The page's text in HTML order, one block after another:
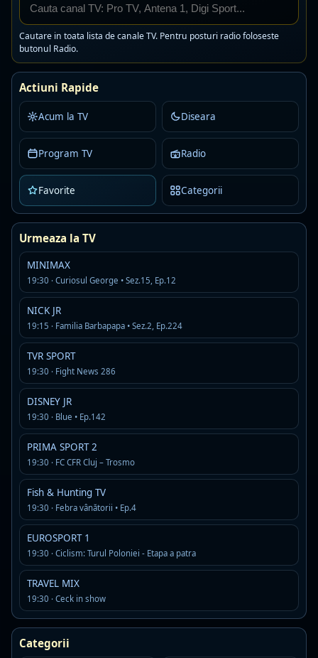
Cautare in toata lista de canale TV. Pentru posturi radio foloseste
butonul Radio.
Actiuni Rapide
Acum la TV Diseara
Program TV Radio
Favorite Categorii
Urmeaza la TV
MINIMAX
19:30 · Curiosul George • Sez.15, Ep.12
NICK JR
19:15 · Familia Barbapapa • Sez.2, Ep.224
TVR SPORT
19:30 · Fight News 286
DISNEY JR
19:30 · Blue • Ep.142
PRIMA SPORT 2
19:30 · FC CFR Cluj – Trosmo
Fish & Hunting TV
19:30 · Febra vânătorii • Ep.4
EUROSPORT 1
19:30 · Ciclism: Turul Poloniei - Etapa a patra
TRAVEL MIX
19:30 · Ceck in show
Categorii
02:00
Ep.7
03:00 Crima din Elm Street • Sez.2, Ep.5
04:00 Coşmarul din vecini • Sez.2, Ep.18
05:00 Confidențe criminale • Sez.1, Ep.1
06:00 Confidențe criminale • Sez.1, Ep.2
07:00 Crima de vineri seară • Sez.2, Ep.1
vezi mai mult program tv
0 din 18 programe suplimentare afisate
Emisiuni, stiri si filme difuzate
frecvent la ID INVESTIGATION
Am adunat in timp cele mai prezente titluri de pe
acest canal, ca sa iti faci o idee rapida despre
continutul pe care il gasesti aici.
Criminalul de lângă mine: Copii ucigași • Sez.1, Ep.4
Disponibil in istoricul recent al programului ID INVESTIGATION
Revista People investighează • Sez.9, Ep.1
Disponibil in istoricul recent al programului ID INVESTIGATION
Mărturii criminale: Dosarele unui ranger texan •
Sez.1, Ep.6
Disponibil in istoricul recent al programului ID INVESTIGATION
Mărturii criminale: Dosarele unui ranger texan •